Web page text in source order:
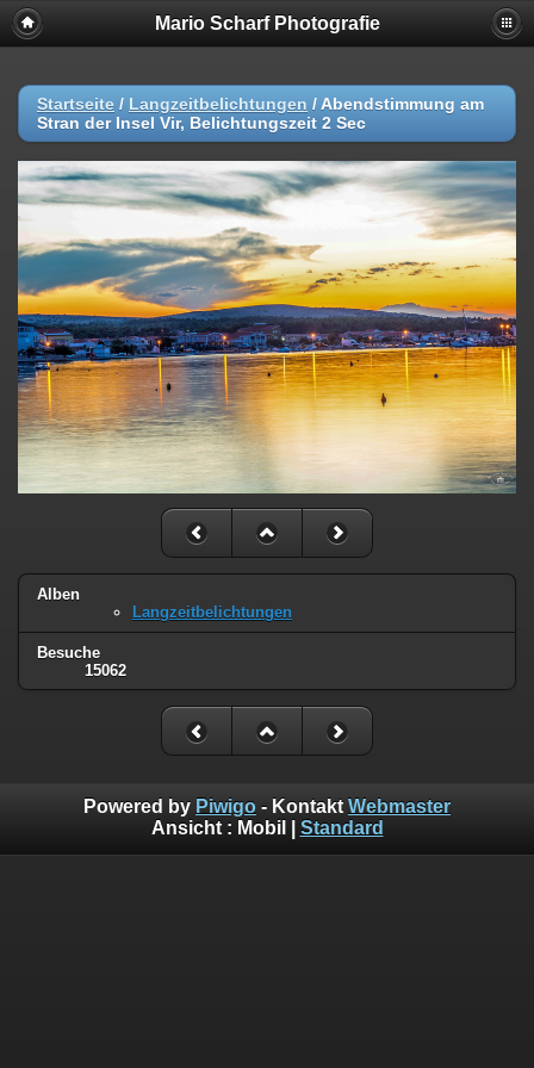
Mario Scharf Photografie
Startseite / Langzeitbelichtungen / Abendstimmung am
Stran der Insel Vir, Belichtungszeit 2 Sec
Alben
Langzeitbelichtungen
Besuche
15062
Powered by Piwigo - Kontakt Webmaster
Ansicht : Mobil Standard